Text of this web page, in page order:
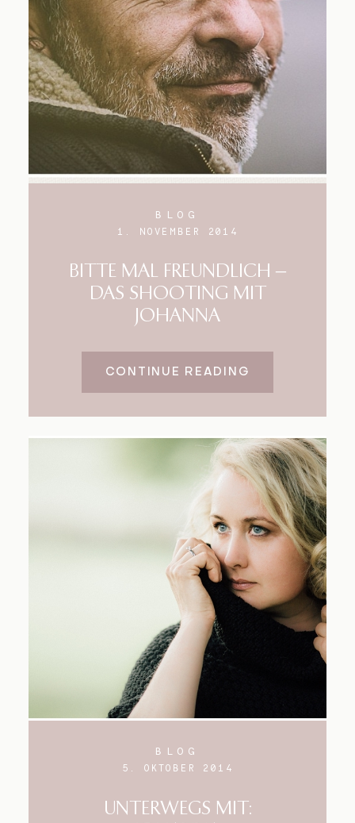
BLOG
1. NOVEMBER 2014
BITTE MAL FREUNDLICH –
DAS SHOOTING MIT
JOHANNA
CONTINUE READING
BLOG
5. OKTOBER 2014
UNTERWEGS MIT:
Blog
Impressum